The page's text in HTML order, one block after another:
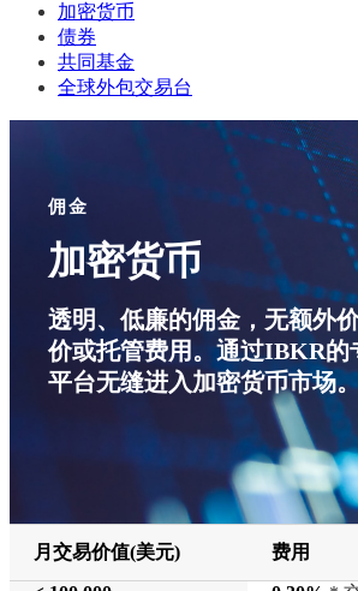
加密货币
债券
共同基金
全球外包交易台
佣金
加密货币
透明、低廉的佣金，无额外
价或托管费用。通过IBKR的
平台无缝进入加密货币市场
月交易价值(美元)
费用